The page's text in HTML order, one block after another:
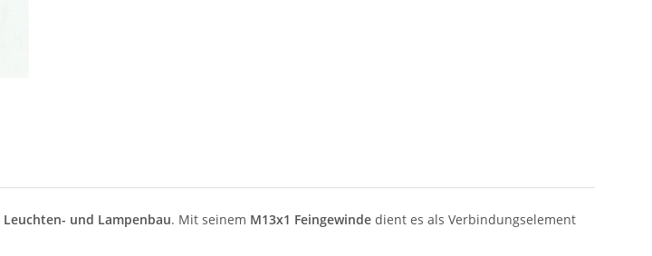
Leuchten- und Lampenbau. Mit seinem M13x1 Feingewinde dient es als Verbindungselement